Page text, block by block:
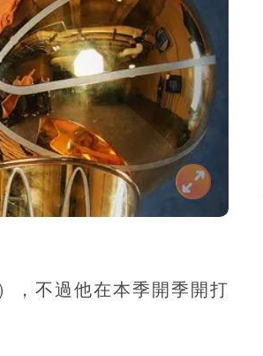
，不過他在本季開季開打